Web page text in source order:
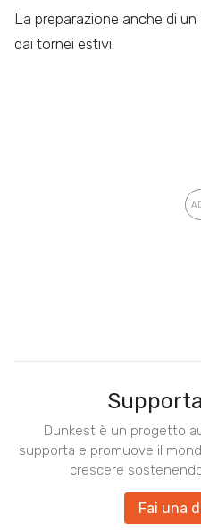
La preparazione anche di
dai tornei estivi.
Dunkest è un progetto
supporta e promuove il
crescere
Fai una